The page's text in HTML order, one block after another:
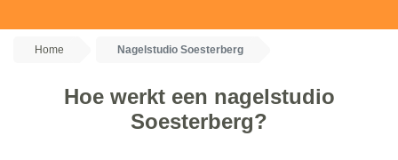
Home Nagelstudio Soesterberg
Hoe werkt een nagelstudio
Soesterberg?